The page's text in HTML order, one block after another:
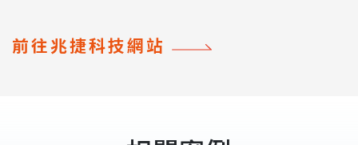
前往兆捷科技網站